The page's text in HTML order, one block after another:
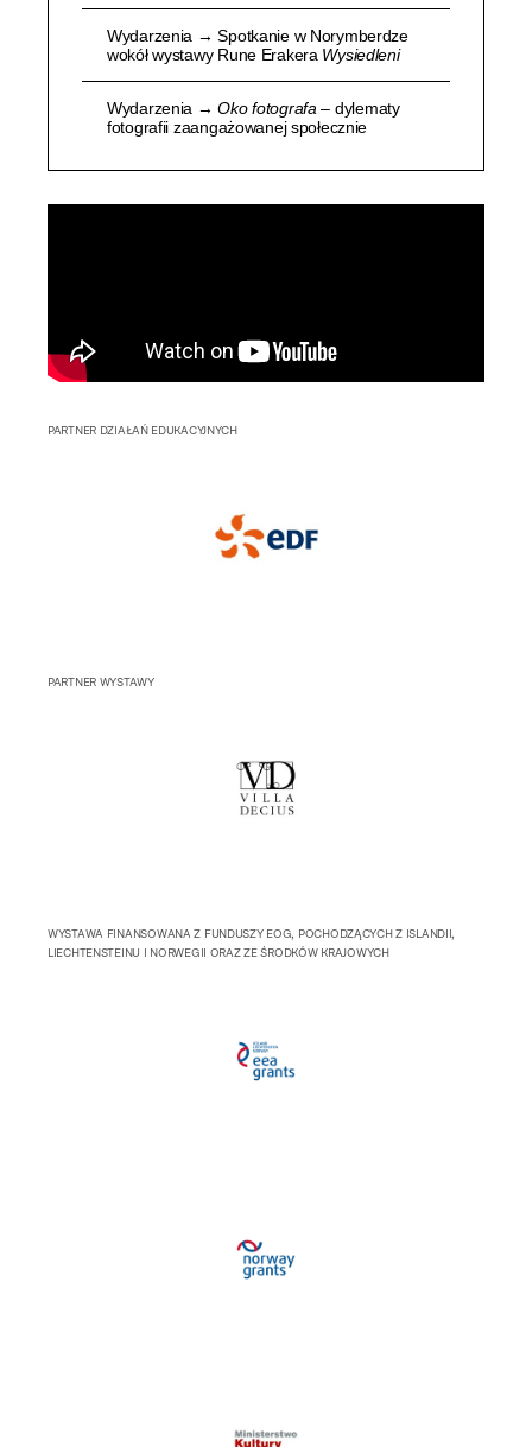
Wydarzenia → Spotkanie w Norymberdze
wokół wystawy Rune Erakera Wysiedleni
Wydarzenia →Oko fotografa – dylematy
fotografii zaangażowanej społecznie
PARTNER DZIAŁAŃ EDUKACYJNYCH
PARTNER WYSTAWY
WYSTAWA FINANSOWANA Z FUNDUSZY EOG, POCHODZĄCYCH Z ISLANDII,
LIECHTENSTEINU I NORWEGII ORAZ ZE ŚRODKÓW KRAJOWYCH